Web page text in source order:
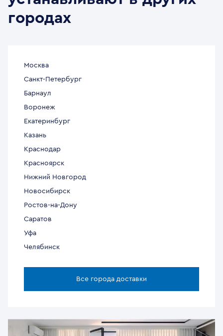
городах
Москва
Санкт-Петербург
Барнаул
Воронеж
Екатеринбург
Казань
Краснодар
Красноярск
Нижний Новгород
Новосибирск
Ростов-на-Дону
Саратов
Уфа
Челябинск
Все города доставки